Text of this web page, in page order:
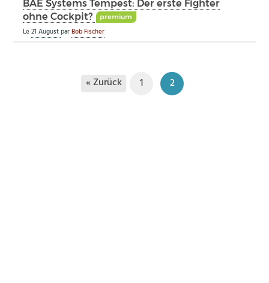
BAE Systems Tempest: Der erste Fighter
ohne Cockpit?
premium
Le21 AugustparBob Fischer
« Zurück 1 2